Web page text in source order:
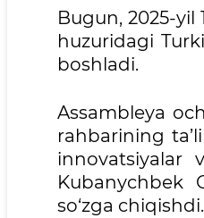
Bugun, 2025-
huzuridagi
boshladi.
Assambleya
rahbarining
innovatsiyalar
Kubanychbek
so‘zga chiqishdi.